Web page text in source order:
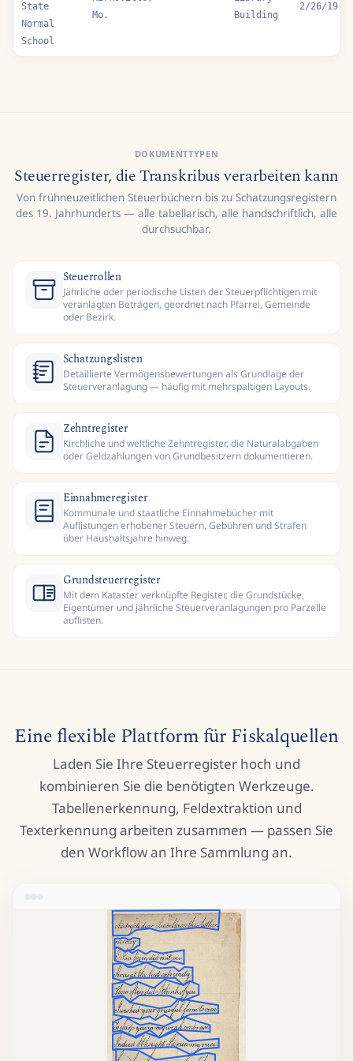
State
Normal
School
Mo.
Building
2/26/19
DOKUMENTTYPEN
Steuerregister, die Transkribus verarbeiten kann
Von frühneuzeitlichen Steuerbüchern bis zu Schatzungsregistern
des 19. Jahrhunderts — alle tabellarisch, alle handschriftlich, alle
durchsuchbar.
Steuerrollen
Jährliche oder periodische Listen der Steuerpflichtigen mit
veranlagten Beträgen, geordnet nach Pfarrei, Gemeinde
oder Bezirk.
Schatzungslisten
Detaillierte Vermögensbewertungen als Grundlage der
Steuerveranlagung — häufig mit mehrspaltigen Layouts.
Zehntregister
Kirchliche und weltliche Zehntregister, die Naturalabgaben
oder Geldzahlungen von Grundbesitzern dokumentieren.
Einnahmeregister
Kommunale und staatliche Einnahmebücher mit
Auflistungen erhobener Steuern, Gebühren und Strafen
über Haushaltsjahre hinweg.
Grundsteuerregister
Mit dem Kataster verknüpfte Register, die Grundstücke,
Eigentümer und jährliche Steuerveranlagungen pro Parzelle
auflisten.
Eine flexible Plattform für Fiskalquellen
Laden Sie Ihre Steuerregister hoch und
kombinieren Sie die benötigten Werkzeuge.
Tabellenerkennung, Feldextraktion und
Texterkennung arbeiten zusammen — passen Sie
den Workflow an Ihre Sammlung an.